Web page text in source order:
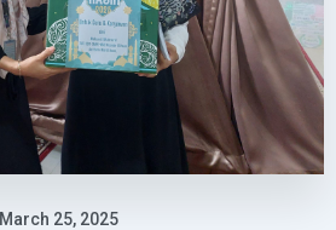
March 25, 2025